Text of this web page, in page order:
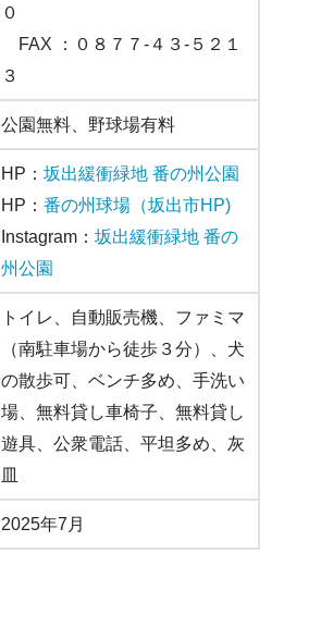
０
FAX ：０８７７-４３-５２１
３
公園無料、野球場有料
HP： 坂出緩衝緑地 番の州公園
HP： 番の州球場（坂出市HP)
Instagram： 坂出緩衝緑地 番の
州公園
トイレ、自動販売機、ファミマ
（南駐車場から徒歩３分）、犬
の散歩可、ベンチ多め、手洗い
場、無料貸し車椅子、無料貸し
遊具、公衆電話、平坦多め、灰
皿
2025年7月